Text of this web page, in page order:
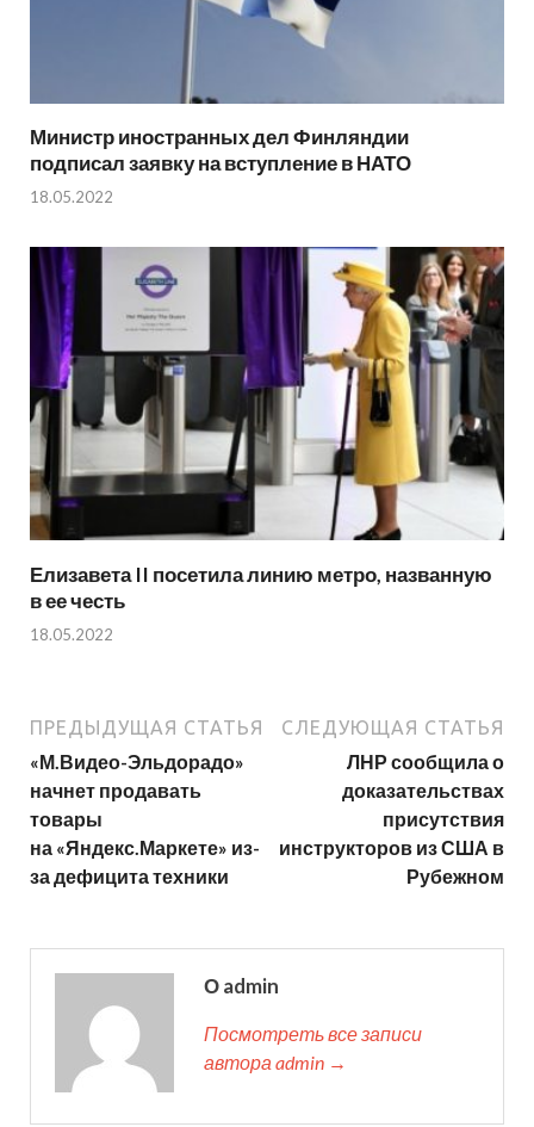
Министр иностранных дел Финляндии
подписал заявку на вступление в НАТО
18.05.2022
Елизавета II посетила линию метро, названную
в ее честь
18.05.2022
ПРЕДЫДУЩАЯ СТАТЬЯ
«М.Видео-Эльдорадо»
начнет продавать
товары
на «Яндекс.Маркете» из-
за дефицита техники
СЛЕДУЮЩАЯ СТАТЬЯ
ЛНР сообщила о
доказательствах
присутствия
инструкторов из США в
Рубежном
О admin
Посмотреть все записи
автора admin →